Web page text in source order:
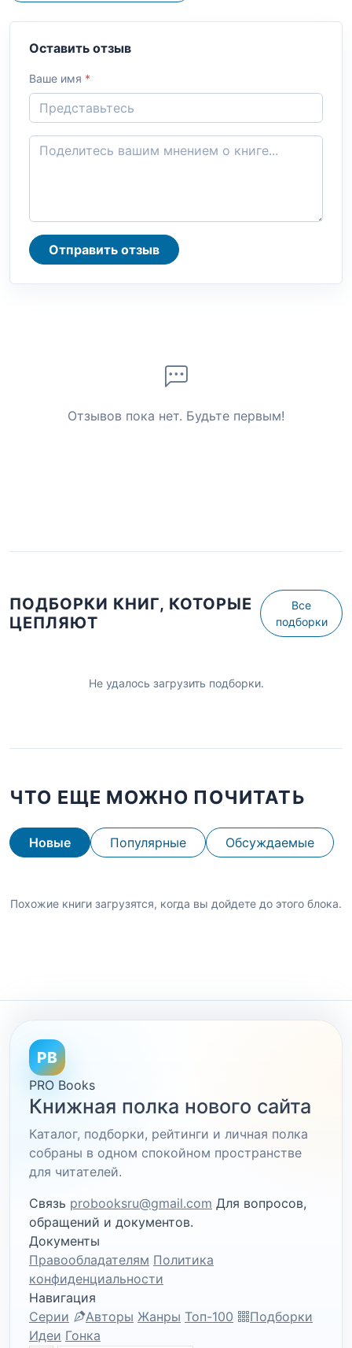
Оставить отзыв
Ваше имя *
Отправить отзыв
Отзывов пока нет. Будьте первым!
ПОДБОРКИ КНИГ, КОТОРЫЕ
ЦЕПЛЯЮТ
Все
подборки
Не удалось загрузить подборки.
ЧТО ЕЩЕ МОЖНО ПОЧИТАТЬ
Новые Популярные Обсуждаемые
Похожие книги загрузятся, когда вы дойдете до этого блока.
PB
PRO Books
Книжная полка нового сайта
Каталог, подборки, рейтинги и личная полка
собраны в одном спокойном пространстве
для читателей.
Связь probooksru@gmail.com Для вопросов,
обращений и документов.
Документы
Правообладателям Политика
конфиденциальности
Навигация
Серии
Авторы Жанры Топ-100
Подборки
Идеи Гонка